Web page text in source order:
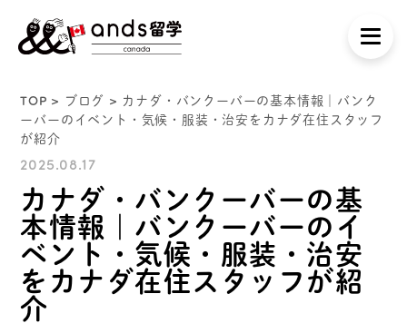
TOP > ブログ > カナダ・バンクーバーの基本情報｜バンク
ーバーのイベント・気候・服装・治安をカナダ在住スタッフ
が紹介
2025.08.17
カナダ・バンクーバーの基
本情報｜バンクーバーのイ
ベント・気候・服装・治安
をカナダ在住スタッフが紹
介